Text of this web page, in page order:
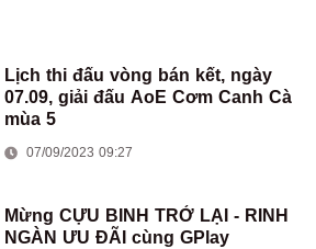
Lịch thi đấu vòng bán kết, ngày
07.09, giải đấu AoE Cơm Canh Cà
mùa 5
07/09/2023 09:27
Mừng CỰU BINH TRỞ LẠI - RINH
NGÀN ƯU ĐÃI cùng GPlay